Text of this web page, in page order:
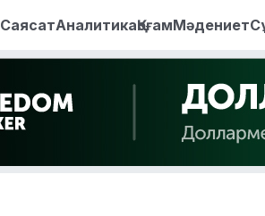
СаясатАналитикаҚоғамМәдениет